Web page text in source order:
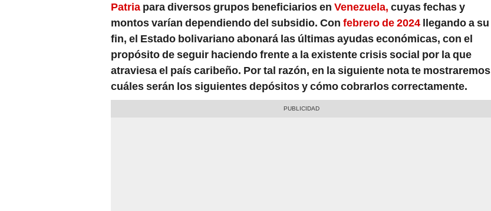
Patria para diversos grupos beneficiarios en Venezuela, cuyas fechas y
montos varían dependiendo del subsidio. Con febrero de 2024 llegando a su
fin, el Estado bolivariano abonará las últimas ayudas económicas, con el
propósito de seguir haciendo frente a la existente crisis social por la que
atraviesa el país caribeño. Por tal razón, en la siguiente nota te mostraremos
cuáles serán los siguientes depósitos y cómo cobrarlos correctamente.